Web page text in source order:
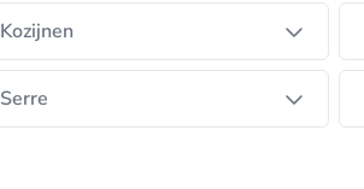
Kozijnen
Serre